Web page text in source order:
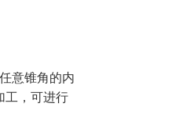
意锥角的内
工，可进行